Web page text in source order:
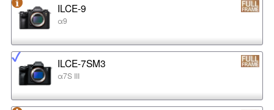
ILCE-9
α9
ILCE-7SM3
α7S III